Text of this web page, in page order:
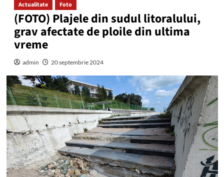
Actualitate Foto
(FOTO) Plajele din sudul litoralului,
grav afectate de ploile din ultima
vreme
admin 20 septembrie 2024